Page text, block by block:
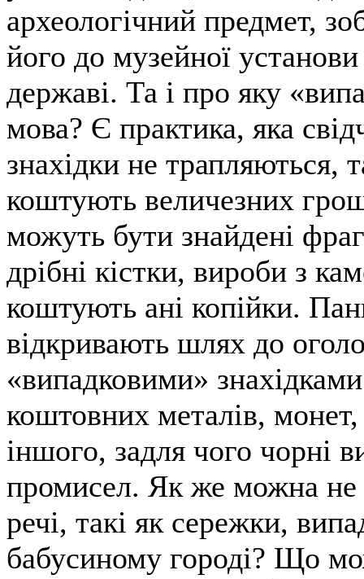
археологічний предмет,
його до музейної
державі. Та і про яку
мова? Є практика, яка
знахідки не трапляються,
коштують величезних
можуть бути знайдені
дрібні кістки, вироби з
коштують ані копійки.
відкривають шлях до
«випадковими»
коштовних металів, монет,
іншого, задля чого чорні
промисел. Як же можна не
речі, такі як сережки,
бабусиному городі? Що